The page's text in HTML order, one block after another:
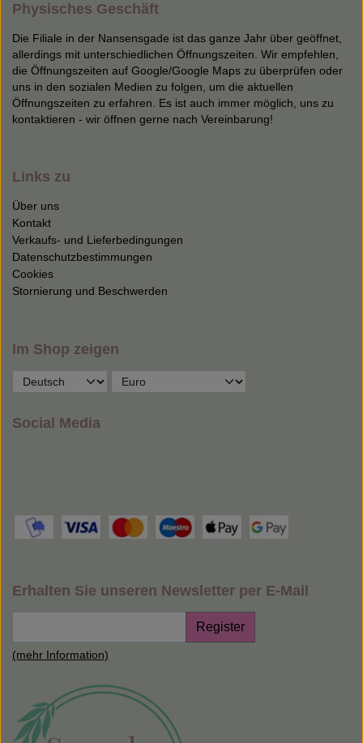
Physisches Geschäft
Die Filiale in der Nansensgade ist das ganze Jahr über geöffnet,
allerdings mit unterschiedlichen Öffnungszeiten. Wir empfehlen,
die Öffnungszeiten auf Google/Google Maps zu überprüfen oder
uns in den sozialen Medien zu folgen, um die aktuellen
Öffnungszeiten zu erfahren. Es ist auch immer möglich, uns zu
kontaktieren - wir öffnen gerne nach Vereinbarung!
Links zu
Über uns
Kontakt
Verkaufs- und Lieferbedingungen
Datenschutzbestimmungen
Cookies
Stornierung und Beschwerden
Im Shop zeigen
Social Media
Erhalten Sie unseren Newsletter per E-Mail
Register
(mehr Information)